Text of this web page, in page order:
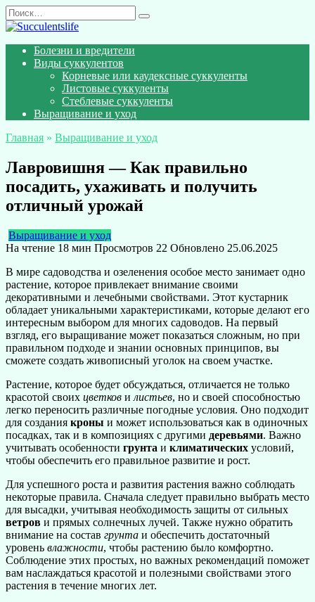
Перейти
к
Search
for:
Болезни и вредители
Виды суккулентов
Корневые или каудексные суккуленты
Листовые суккуленты
Стеблевые суккуленты
Выращивание и уход
Главная » Выращивание и уход
Лавровишня — Как правильно
посадить, ухаживать и получить
отличный урожай
Выращивание и уход
На чтение 18 мин Просмотров 22 Обновлено 25.06.2025
В мире садоводства и озеленения особое место занимает одно
растение, которое привлекает внимание своими
декоративными и лечебными свойствами. Этот кустарник
обладает уникальными характеристиками, которые делают его
интересным выбором для многих садоводов. На первый
взгляд, его выращивание может показаться сложным, но при
правильном подходе и знании основных принципов, вы
сможете создать живописный уголок на своем участке.
Растение, которое будет обсуждаться, отличается не только
красотой своих цветков и листьев, но и своей способностью
легко переносить различные погодные условия. Оно подходит
для создания кроны и может использоваться как в одиночных
посадках, так и в композициях с другими деревьями. Важно
учитывать особенности грунта и климатических условий,
чтобы обеспечить его правильное развитие и рост.
Для успешного роста и развития растения важно соблюдать
некоторые правила. Сначала следует правильно выбрать место
для высадки, учитывая необходимость защиты от сильных
ветров и прямых солнечных лучей. Также нужно обратить
внимание на состав грунта и обеспечить достаточный
уровень влажности, чтобы растению было комфортно.
Соблюдение этих простых, но важных рекомендаций поможет
вам наслаждаться красотой и полезными свойствами этого
растения в течение многих лет.